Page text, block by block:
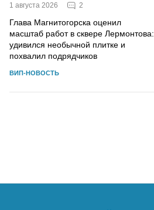
1 августа 2026 2
Глава Магнитогорска оценил
масштаб работ в сквере Лермонтова:
удивился необычной плитке и
похвалил подрядчиков
ВИП-НОВОСТЬ